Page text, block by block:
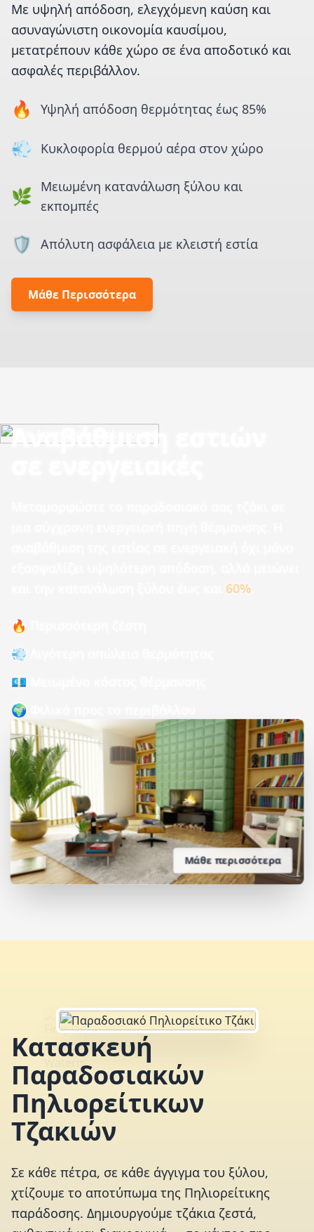
Με υψηλή απόδοση, ελεγχόμενη καύση και
ασυναγώνιστη οικονομία καυσίμου,
μετατρέπουν κάθε χώρο σε ένα αποδοτικό και
ασφαλές περιβάλλον.
🔥 Υψηλή απόδοση θερμότητας έως 85%
💨 Κυκλοφορία θερμού αέρα στον χώρο
🌿 Μειωμένη κατανάλωση ξύλου και
εκπομπές
🛡️ Απόλυτη ασφάλεια με κλειστή εστία
Μάθε Περισσότερα
Αναβάθμιση εστιών
60%
🔥 Περισσότερη ζέστη
💨 Λιγότερη απώλεια θερμότητας
💶 Μειωμένο κόστος θέρμανσης
🌍 Φιλικό προς το περιβάλλον
Μάθε περισσότερα
Κατασκευή
Παραδοσιακών
Πηλιορείτικων
Τζακιών
Σε κάθε πέτρα, σε κάθε άγγιγμα του ξύλου,
χτίζουμε το αποτύπωμα της Πηλιορείτικης
παράδοσης. Δημιουργούμε τζάκια ζεστά,